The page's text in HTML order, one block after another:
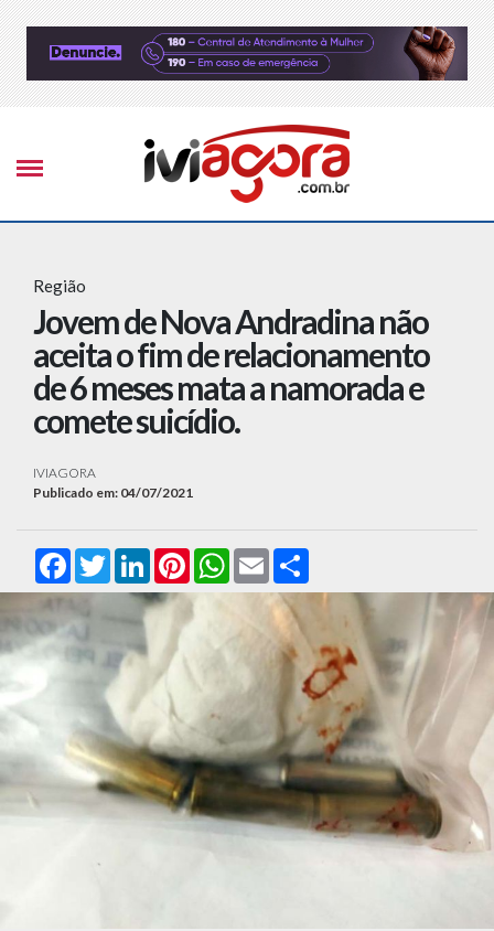
Região
Jovem de Nova Andradina não
aceita o fim de relacionamento
de 6 meses mata a namorada e
comete suicídio.
IVIAGORA
Publicado em: 04/07/2021
FacebookTwitterLinkedInPinterestWhatsApp
Email